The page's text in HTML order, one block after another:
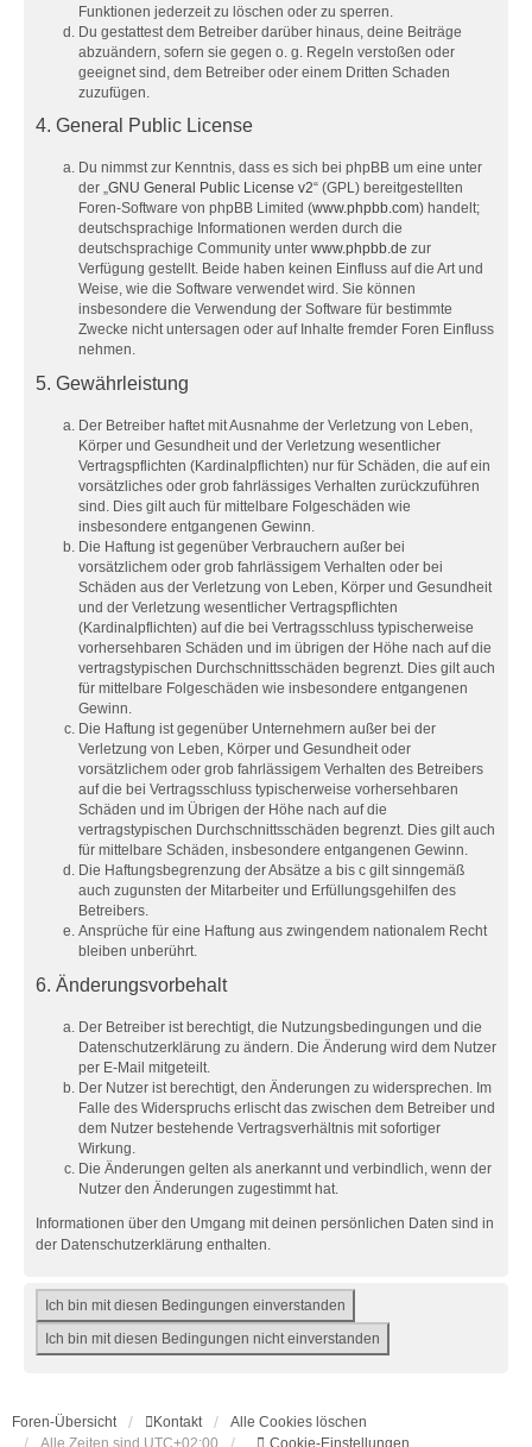
Funktionen jederzeit zu löschen oder zu sperren.
Du gestattest dem Betreiber darüber hinaus, deine Beiträge
abzuändern, sofern sie gegen o. g. Regeln verstoßen oder
geeignet sind, dem Betreiber oder einem Dritten Schaden
zuzufügen.
4. General Public License
Du nimmst zur Kenntnis, dass es sich bei phpBB um eine unter
der „GNU General Public License v2“ (GPL) bereitgestellten
Foren-Software von phpBB Limited (www.phpbb.com) handelt;
deutschsprachige Informationen werden durch die
deutschsprachige Community unter www.phpbb.de zur
Verfügung gestellt. Beide haben keinen Einfluss auf die Art und
Weise, wie die Software verwendet wird. Sie können
insbesondere die Verwendung der Software für bestimmte
Zwecke nicht untersagen oder auf Inhalte fremder Foren Einfluss
nehmen.
5. Gewährleistung
Der Betreiber haftet mit Ausnahme der Verletzung von Leben,
Körper und Gesundheit und der Verletzung wesentlicher
Vertragspflichten (Kardinalpflichten) nur für Schäden, die auf ein
vorsätzliches oder grob fahrlässiges Verhalten zurückzuführen
sind. Dies gilt auch für mittelbare Folgeschäden wie
insbesondere entgangenen Gewinn.
Die Haftung ist gegenüber Verbrauchern außer bei
vorsätzlichem oder grob fahrlässigem Verhalten oder bei
Schäden aus der Verletzung von Leben, Körper und Gesundheit
und der Verletzung wesentlicher Vertragspflichten
(Kardinalpflichten) auf die bei Vertragsschluss typischerweise
vorhersehbaren Schäden und im übrigen der Höhe nach auf die
vertragstypischen Durchschnittsschäden begrenzt. Dies gilt auch
für mittelbare Folgeschäden wie insbesondere entgangenen
Gewinn.
Die Haftung ist gegenüber Unternehmern außer bei der
Verletzung von Leben, Körper und Gesundheit oder
vorsätzlichem oder grob fahrlässigem Verhalten des Betreibers
auf die bei Vertragsschluss typischerweise vorhersehbaren
Schäden und im Übrigen der Höhe nach auf die
vertragstypischen Durchschnittsschäden begrenzt. Dies gilt auch
für mittelbare Schäden, insbesondere entgangenen Gewinn.
Die Haftungsbegrenzung der Absätze a bis c gilt sinngemäß
auch zugunsten der Mitarbeiter und Erfüllungsgehilfen des
Betreibers.
Ansprüche für eine Haftung aus zwingendem nationalem Recht
bleiben unberührt.
6. Änderungsvorbehalt
Der Betreiber ist berechtigt, die Nutzungsbedingungen und die
Datenschutzerklärung zu ändern. Die Änderung wird dem Nutzer
per E-Mail mitgeteilt.
Der Nutzer ist berechtigt, den Änderungen zu widersprechen. Im
Falle des Widerspruchs erlischt das zwischen dem Betreiber und
dem Nutzer bestehende Vertragsverhältnis mit sofortiger
Wirkung.
Die Änderungen gelten als anerkannt und verbindlich, wenn der
Nutzer den Änderungen zugestimmt hat.
Informationen über den Umgang mit deinen persönlichen Daten sind in
der Datenschutzerklärung enthalten.
Foren-Übersicht Kontakt
Alle Cookies löschen
Alle Zeiten sind UTC+02:00 Cookie-Einstellungen